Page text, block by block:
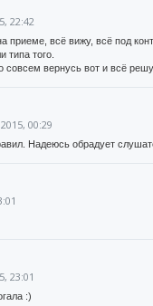
22:42
приеме, всё вижу, всё под
типа того.
совсем вернусь вот и всё
00:29
Надеюсь обрадует
23:01
:)